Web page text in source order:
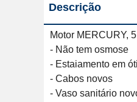
Descrição
Motor MERCURY,
- Não tem osmose
- Estaiamento em
- Cabos novos
- Vaso sanitário